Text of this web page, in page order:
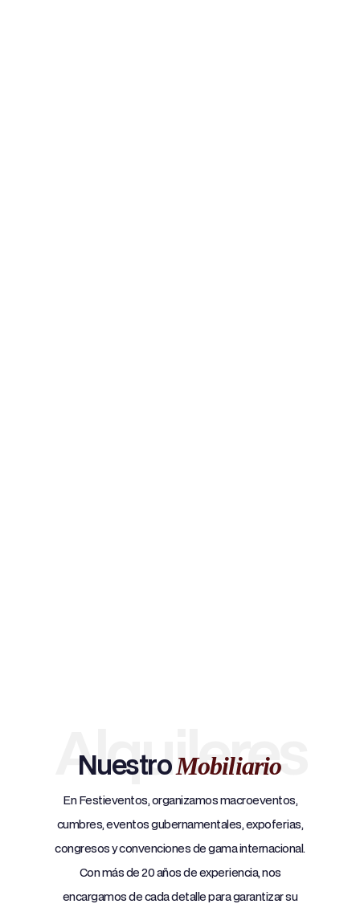
Alquileres
NuestroMobiliario
En Festieventos, organizamos macroeventos,
cumbres, eventos gubernamentales, expoferias,
congresos y convenciones de gama internacional.
Con más de 20 años de experiencia, nos
encargamos de cada detalle para garantizar su